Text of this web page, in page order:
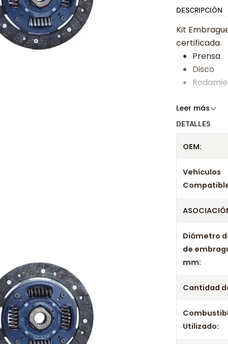
DESCRIPCIÓN
Kit
certificada.
Prensa
Disco
Somos
Leer más
DETALLES
OEM:
Vehículos
Diámetro
de
mm:
Cantidad
Utilizado: